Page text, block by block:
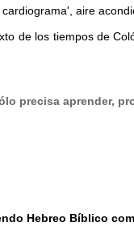
', aire
de los tiempos de
precisa aprender,
Hebreo Bíblico